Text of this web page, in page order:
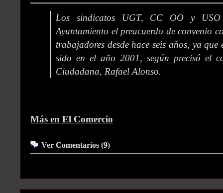
Los sindicatos UGT, CC OO y
Ayuntamiento el preacuerdo de convenio
trabajadores desde hace seis años, ya
sido en el año 2001, según precisó el
Ciudadana, Rafael Alonso.
Más en El Comercio
Ver Comentarios (9)